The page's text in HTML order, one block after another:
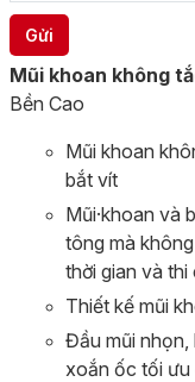
Mũi khoan không
Bền Cao
Mũi khoan
bắt vít
Mũi·khoan và
tông mà
thời gian và
Thiết kế mũi
Đầu mũi nhọn,
xoắn ốc tối ưu